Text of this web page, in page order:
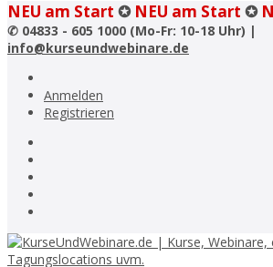
NEU am Start ✪ NEU am Start ✪
✆ 04833 - 605 1000 (Mo-Fr: 10-18 Uhr) |
info@kurseundwebinare.de
Anmelden
Registrieren